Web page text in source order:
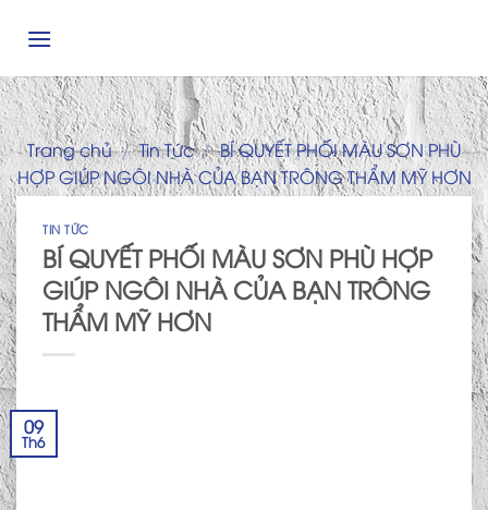
Trang chủ / Tin Tức / BÍ QUYẾT PHỐI MÀU SƠN PHÙ
HỢP GIÚP NGÔI NHÀ CỦA BẠN TRÔNG THẨM MỸ HƠN
TIN TỨC
BÍ QUYẾT PHỐI MÀU SƠN PHÙ HỢP
GIÚP NGÔI NHÀ CỦA BẠN TRÔNG
THẨM MỸ HƠN
09
Th6